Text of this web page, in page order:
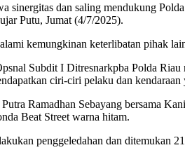
sinergitas dan saling mendukung
Putu, Jumat (4/7/2025).
kemungkinan keterlibatan pihak
Subdit I Ditresnarkpba Polda
ciri-ciri pelaku dan kendaraan
Ramadhan Sebayang bersama
Beat Street warna hitam.
penggeledahan dan ditemukan